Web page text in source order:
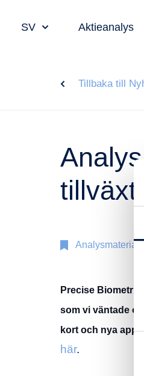
SV Aktieanalys
Tillbaka till
Analysmaterial
Precise
som vi väntade
kort och nya
här.